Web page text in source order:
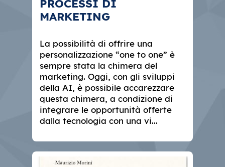
PROCESSI DI
MARKETING
La possibilità di offrire una
personalizzazione “one to one” è
sempre stata la chimera del
marketing. Oggi, con gli sviluppi
della AI, è possibile accarezzare
questa chimera, a condizione di
integrare le opportunità offerte
dalla tecnologia con una vi...